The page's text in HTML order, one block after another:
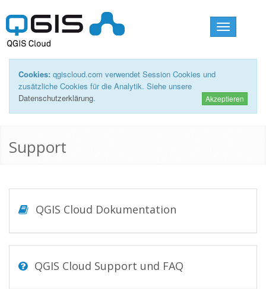
Toggle
navigation
Cookies: qgiscloud.com verwendet Session Cookies und
zusätzliche Cookies für die Analytik. Siehe unsere
Datenschutzerklärung. Akzeptieren
Support
QGIS Cloud Dokumentation
QGIS Cloud Support und FAQ